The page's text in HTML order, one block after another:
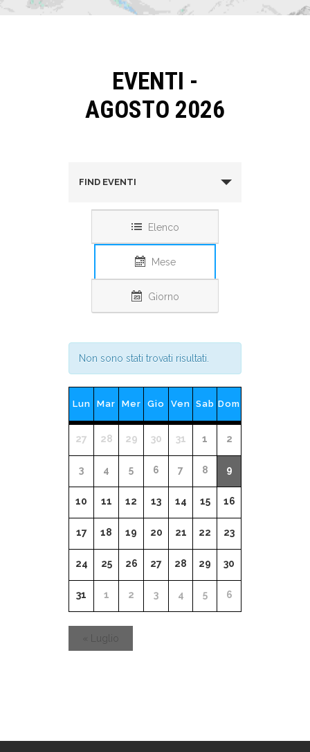
EVENTI -
AGOSTO 2026
FIND EVENTI
Elenco
Mese
Giorno
Non sono stati trovati risultati.
CALENDARIO
DI
EVENTI
Eventi
Lun Mar Mer Gio Ven Sab Dom
27 28 29 30 31 1 2
3 4 5 6 7 8 9
10 11 12 13 14 15 16
17 18 19 20 21 22 23
24 25 26 27 28 29 30
31 1 2 3 4 5 6
Luglio